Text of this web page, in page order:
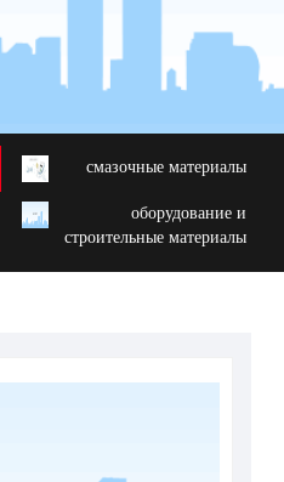
cмазочные материалы
oборудование и
строительные материалы